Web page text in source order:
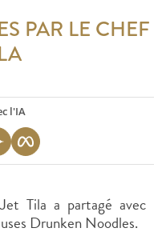
PAR LE CHEF
l'IA
Tila a partagé avec
Drunken Noodles.